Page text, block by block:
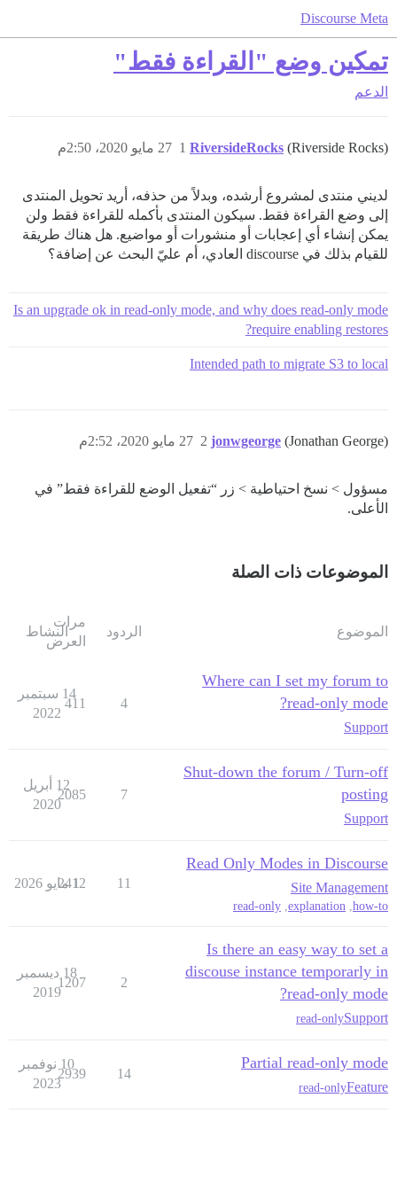
Discourse Meta
تمكين وضع "القراءة فقط"
الدعم
RiversideRocks (Riverside Rocks) 27 مايو 2020، 2:50م 1
لديني منتدى لمشروع أرشده، وبدلاً من حذفه، أريد تحويل المنتدى
إلى وضع القراءة فقط. سيكون المنتدى بأكمله للقراءة فقط ولن
يمكن إنشاء أي إعجابات أو منشورات أو مواضيع. هل هناك طريقة
للقيام بذلك في discourse العادي، أم عليّ البحث عن إضافة؟
Is an upgrade ok in read-only mode, and why does read-only mode
require enabling restores?
Intended path to migrate S3 to local
jonwgeorge (Jonathan George) 27 مايو 2020، 2:52م 2
مسؤول > نسخ احتياطية > زر “تفعيل الوضع للقراءة فقط” في
الأعلى.
الموضوعات ذات الصلة
الموضوع الردود
مرات
العرض
النشاط
Where can I set my forum to
read-only mode?
Support
4
411
14 سبتمبر
2022
Shut-down the forum / Turn-off
posting
Support
7
2085
12 أبريل
2020
Read Only Modes in Discourse
Site Management
how-to
,
explanation
,
read-only
11
2412
1 مايو 2026
Is there an easy way to set a
discouse instance temporarly in
read-only mode?
Support
read-only
2
1207
18 ديسمبر
2019
Partial read-only mode
Feature
read-only
14
2939
10 نوفمبر
2023